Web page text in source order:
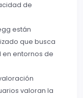
de
están
que busca
entornos de
valoran la